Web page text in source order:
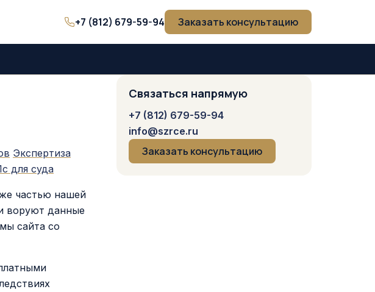
+7 (812) 679-59-94 Заказать консультацию
Экспертиза
для суда
частью нашей
воруют данные
сайта со
Связаться напрямую
+7 (812) 679-59-94
info@szrce.ru
Заказать консультацию